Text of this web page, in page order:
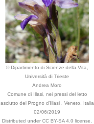
© Dipartimento di Scienze della Vita,
Università di Trieste
Andrea Moro
Comune di Illasi, nei pressi del letto
asciutto del Progno d'Illasi , Veneto, Italia
02/06/2019
Distributed under CC BY-SA 4.0 license.